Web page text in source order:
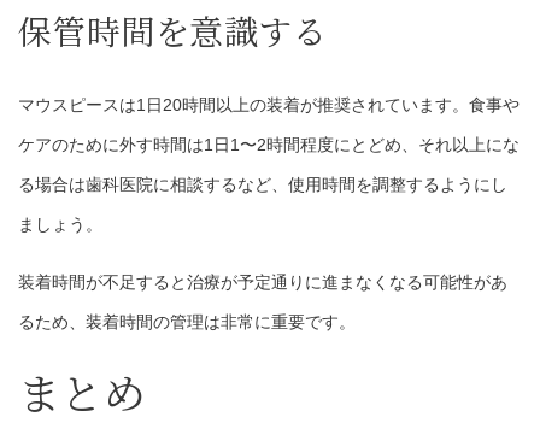
保管時間を意識する
マウスピースは1日20時間以上の装着が推奨されています。食事や
ケアのために外す時間は1日1〜2時間程度にとどめ、それ以上にな
る場合は歯科医院に相談するなど、使用時間を調整するようにし
ましょう。
装着時間が不足すると治療が予定通りに進まなくなる可能性があ
るため、装着時間の管理は非常に重要です。
まとめ